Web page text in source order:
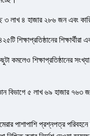
৩ লাখ ৪ হাজার ২৮৬ জন এবং
শিক্ষাপ্রতিষ্ঠানের শিক্ষার্থীরা
কমলেও শিক্ষাপ্রতিষ্ঠানের
বিভাগে ৫ লাখ ৬৯ হাজার
পাশাপাশি প্রশ্নপত্র পরিবহনে